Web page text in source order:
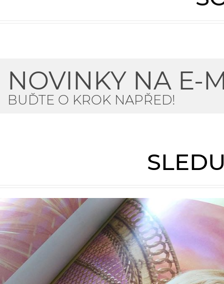
NOVINKY NA E-
BUĎTE O KROK NAPŘED!